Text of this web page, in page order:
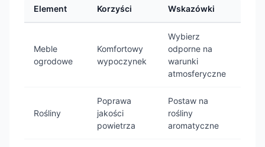
Element Korzyści Wskazówki
Meble
ogrodowe
Komfortowy
wypoczynek
Wybierz
odporne na
warunki
atmosferyczne
Rośliny
Poprawa
jakości
powietrza
Postaw na
rośliny
aromatyczne